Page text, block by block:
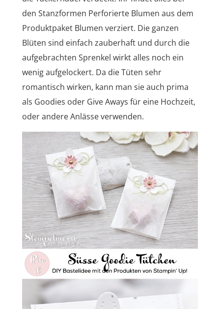
den Stanzformen Perforierte Blumen aus dem
Produktpaket Blumen verziert. Die ganzen
Blüten sind einfach zauberhaft und durch die
aufgebrachten Sprenkel wirkt alles noch ein
wenig aufgelockert. Da die Tüten sehr
romantisch wirken, kann man sie auch prima
als Goodies oder Give Aways für eine Hochzeit,
oder andere Anlässe verwenden.